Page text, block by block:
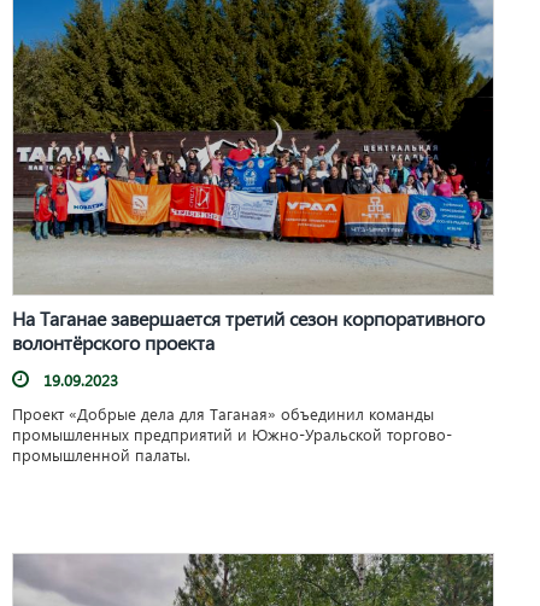
На Таганае завершается третий сезон корпоративного
волонтёрского проекта
19.09.2023
Проект «Добрые дела для Таганая» объединил команды
промышленных предприятий и Южно-Уральской торгово-
промышленной палаты.